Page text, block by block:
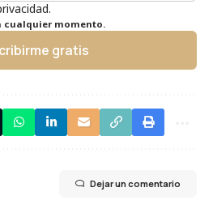
cualquier momento.
gratis
Dejar un comentario